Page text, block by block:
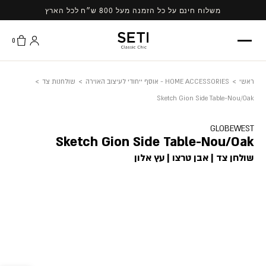
content
משלוח חינם על כל הזמנה מעל 800 ש״ח לכל הארץ
0
ראשי > HOME ACCESSORIES - אוסף ייחודי לעיצוב האוירה > שולחנות צד >
Sketch Gion Side Table-Nou/Oak
GLOBEWEST
Sketch Gion Side Table-Nou/Oak
שולחן צד | אבן טרצו | עץ אלון